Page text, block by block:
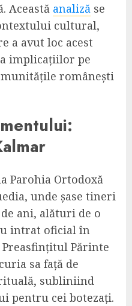
Această analiză se
cultural,
a avut loc acest
implicațiilor pe
românești
Parohia Ortodoxă
unde șase tineri
ani, alături de o
intrat oficial în
Părinte
sa față de
subliniind
pentru cei botezați.